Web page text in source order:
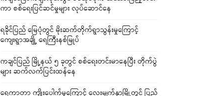
ကာ စစ်ရေးပြင်ဆင်မှုများ လုပ်ဆောင်နေ
ရခိုင်ပြည် မြေပုံတွင် မိုးဆက်တိုက်ရွာသွန်းမှုကြောင့်
ကျေးရွာအချို့ ရေကြီးနစ်မြုပ်
ကချင်ပြည် မြို့နယ် ၅ ခုတွင် စစ်ရေးတင်းမာနေပြီး တိုက်ပွဲ
များ ဆက်လက်ပြင်းထန်နေ
ရေကာတာ ကျိုးပေါက်မှုကြောင့် လေးမျက်နှာမြို့တွင် ပြည်